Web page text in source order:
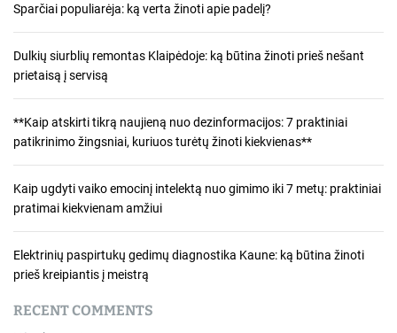
Sparčiai populiarėja: ką verta žinoti apie padelį?
Dulkių siurblių remontas Klaipėdoje: ką būtina žinoti prieš nešant
prietaisą į servisą
**Kaip atskirti tikrą naujieną nuo dezinformacijos: 7 praktiniai
patikrinimo žingsniai, kuriuos turėtų žinoti kiekvienas**
Kaip ugdyti vaiko emocinį intelektą nuo gimimo iki 7 metų: praktiniai
pratimai kiekvienam amžiui
Elektrinių paspirtukų gedimų diagnostika Kaune: ką būtina žinoti
prieš kreipiantis į meistrą
RECENT COMMENTS